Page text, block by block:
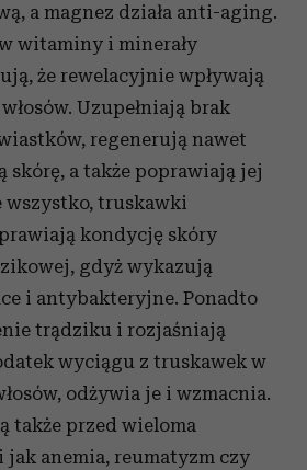
a magnez działa anti-aging.
witaminy i minerały
że rewelacyjnie wpływają
Uzupełniają brak
regenerują nawet
skórę, a także poprawiają jej
wszystko, truskawki
kondycję skóry
gdyż wykazują
i antybakteryjne. Ponadto
trądziku i rozjaśniają
wyciągu z truskawek w
odżywia je i wzmacnia.
także przed wieloma
anemia, reumatyzm czy